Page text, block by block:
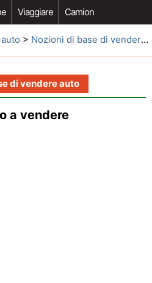
Viaggiare Camion
Car Opzioni Aftermarket
> Nozioni di base di vendere auto
di vendere auto
a vendere